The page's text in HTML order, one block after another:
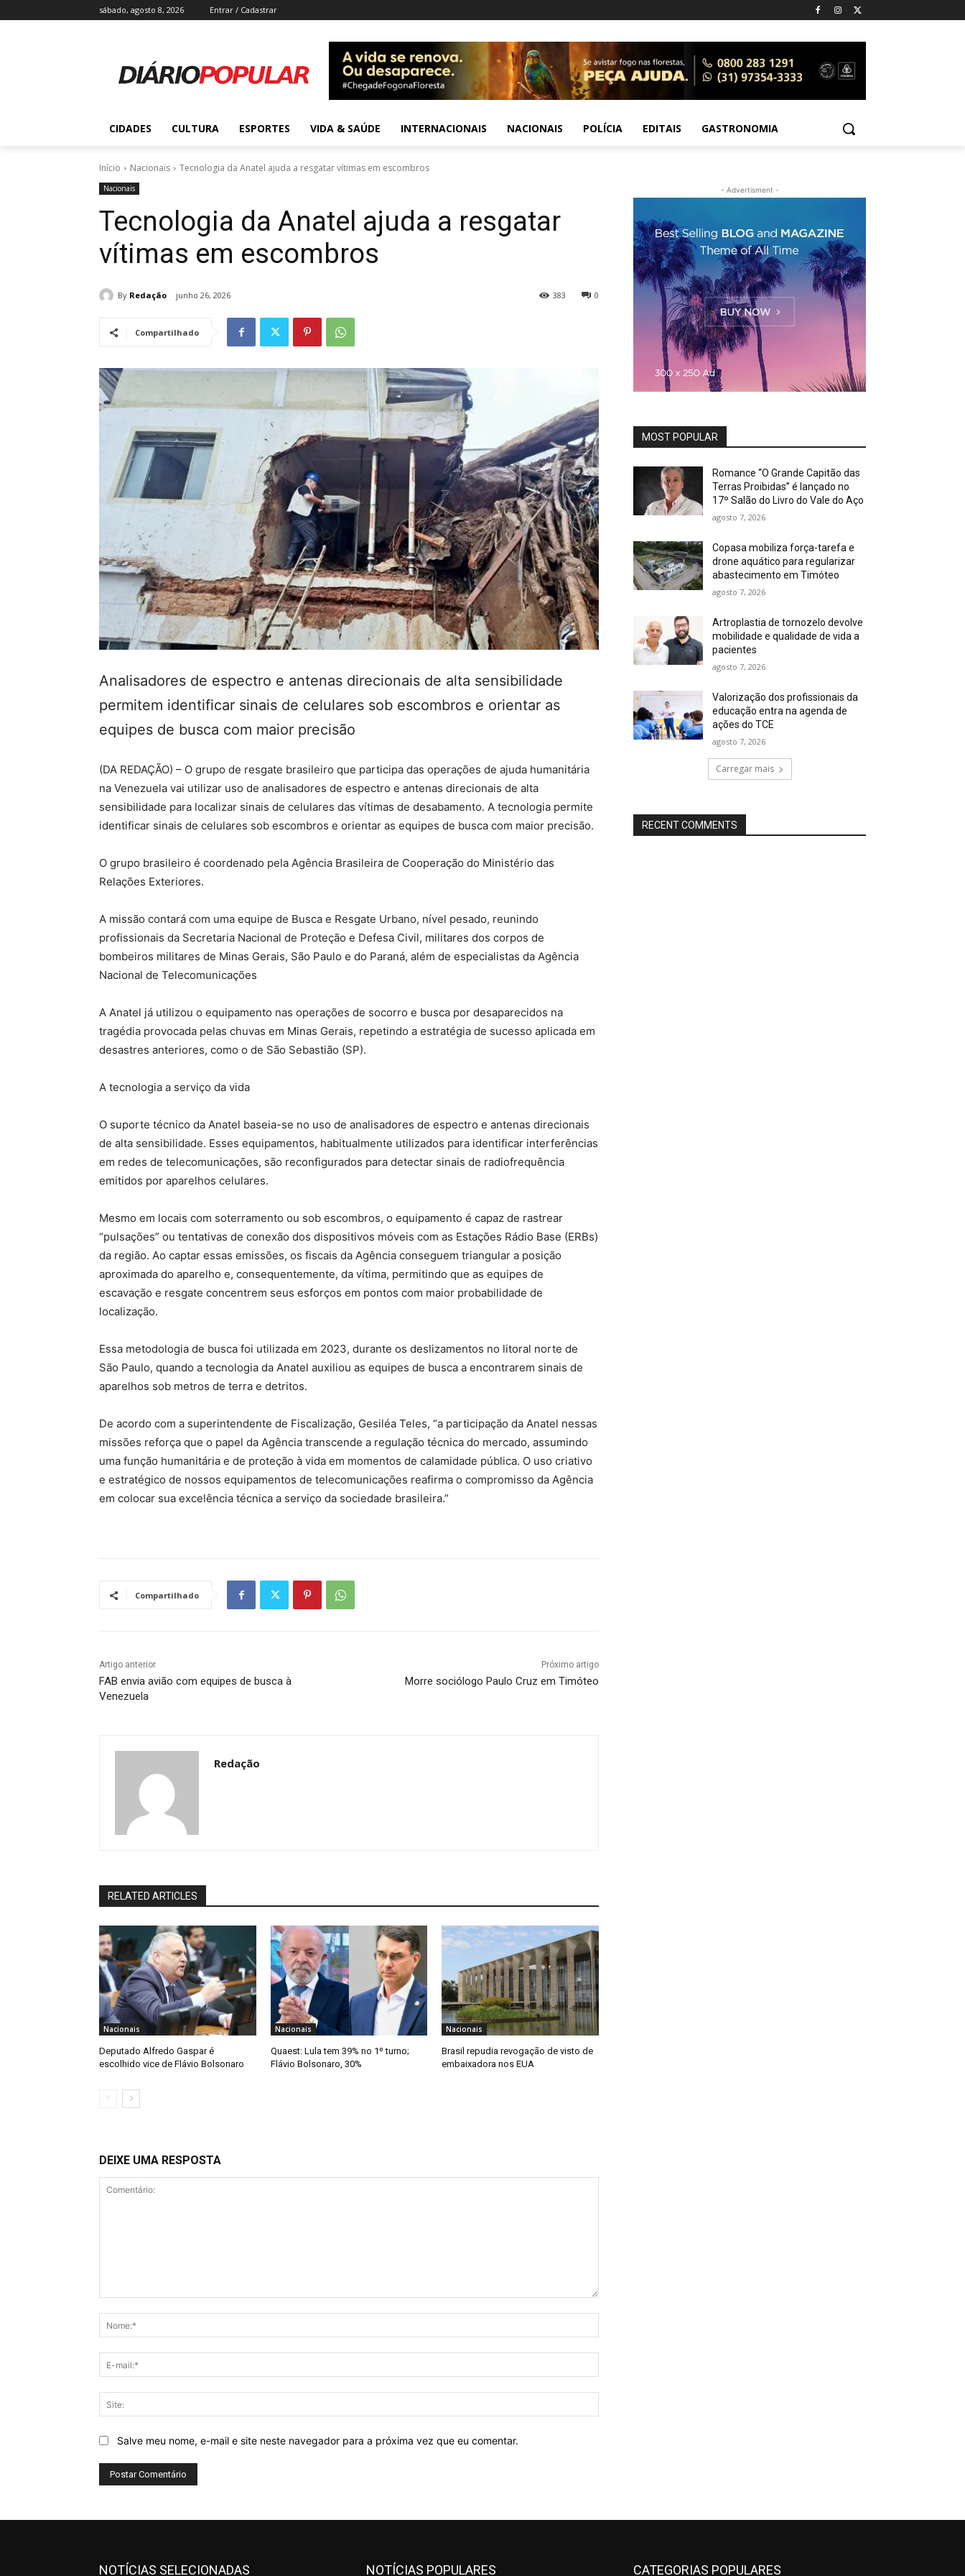
sábado, agosto 8, 2026 Entrar / Cadastrar
CIDADES CULTURA ESPORTES VIDA & SAÚDE INTERNACIONAIS NACIONAIS POLÍCIA EDITAIS GASTRONOMIA
Início Nacionais Tecnologia da Anatel ajuda a resgatar vítimas em escombros
Nacionais
Tecnologia da Anatel ajuda a resgatar
vítimas em escombros
By Redação junho 26, 2026 0
383
Compartilhado
Analisadores de espectro e antenas direcionais de alta sensibilidade
permitem identificar sinais de celulares sob escombros e orientar as
equipes de busca com maior precisão
(DA REDAÇÃO) – O grupo de resgate brasileiro que participa das operações de ajuda humanitária
na Venezuela vai utilizar uso de analisadores de espectro e antenas direcionais de alta
sensibilidade para localizar sinais de celulares das vítimas de desabamento. A tecnologia permite
identificar sinais de celulares sob escombros e orientar as equipes de busca com maior precisão.
O grupo brasileiro é coordenado pela Agência Brasileira de Cooperação do Ministério das
Relações Exteriores.
A missão contará com uma equipe de Busca e Resgate Urbano, nível pesado, reunindo
profissionais da Secretaria Nacional de Proteção e Defesa Civil, militares dos corpos de
bombeiros militares de Minas Gerais, São Paulo e do Paraná, além de especialistas da Agência
Nacional de Telecomunicações
A Anatel já utilizou o equipamento nas operações de socorro e busca por desaparecidos na
tragédia provocada pelas chuvas em Minas Gerais, repetindo a estratégia de sucesso aplicada em
desastres anteriores, como o de São Sebastião (SP).
A tecnologia a serviço da vida
O suporte técnico da Anatel baseia-se no uso de analisadores de espectro e antenas direcionais
de alta sensibilidade. Esses equipamentos, habitualmente utilizados para identificar interferências
em redes de telecomunicações, são reconfigurados para detectar sinais de radiofrequência
emitidos por aparelhos celulares.
Mesmo em locais com soterramento ou sob escombros, o equipamento é capaz de rastrear
“pulsações” ou tentativas de conexão dos dispositivos móveis com as Estações Rádio Base (ERBs)
da região. Ao captar essas emissões, os fiscais da Agência conseguem triangular a posição
aproximada do aparelho e, consequentemente, da vítima, permitindo que as equipes de
escavação e resgate concentrem seus esforços em pontos com maior probabilidade de
localização.
Essa metodologia de busca foi utilizada em 2023, durante os deslizamentos no litoral norte de
São Paulo, quando a tecnologia da Anatel auxiliou as equipes de busca a encontrarem sinais de
aparelhos sob metros de terra e detritos.
De acordo com a superintendente de Fiscalização, Gesiléa Teles, “a participação da Anatel nessas
missões reforça que o papel da Agência transcende a regulação técnica do mercado, assumindo
uma função humanitária e de proteção à vida em momentos de calamidade pública. O uso criativo
e estratégico de nossos equipamentos de telecomunicações reafirma o compromisso da Agência
em colocar sua excelência técnica a serviço da sociedade brasileira.”
Compartilhado
Artigo anterior
FAB envia avião com equipes de busca à
Venezuela
Próximo artigo
Morre sociólogo Paulo Cruz em Timóteo
Redação
RELATED ARTICLES
Nacionais
Deputado Alfredo Gaspar é
escolhido vice de Flávio Bolsonaro
Nacionais
Quaest: Lula tem 39% no 1º turno;
Flávio Bolsonaro, 30%
Nacionais
Brasil repudia revogação de visto de
embaixadora nos EUA
DEIXE UMA RESPOSTA
mail:*
Salve meu nome, e-mail e site neste navegador para a próxima vez que eu comentar.
- Advertisment -
MOST POPULAR
Romance “O Grande Capitão das
Terras Proibidas” é lançado no
17º Salão do Livro do Vale do Aço
agosto 7, 2026
Copasa mobiliza força-tarefa e
drone aquático para regularizar
abastecimento em Timóteo
agosto 7, 2026
Artroplastia de tornozelo devolve
mobilidade e qualidade de vida a
pacientes
agosto 7, 2026
Valorização dos profissionais da
educação entra na agenda de
ações do TCE
agosto 7, 2026
Carregar mais
RECENT COMMENTS
NOTÍCIAS SELECIONADAS NOTÍCIAS POPULARES CATEGORIAS POPULARES